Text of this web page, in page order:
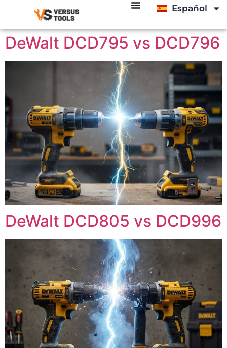
Español
Italiano
DeWalt DCD795 vs DCD796
DeWalt DCD805 vs DCD996